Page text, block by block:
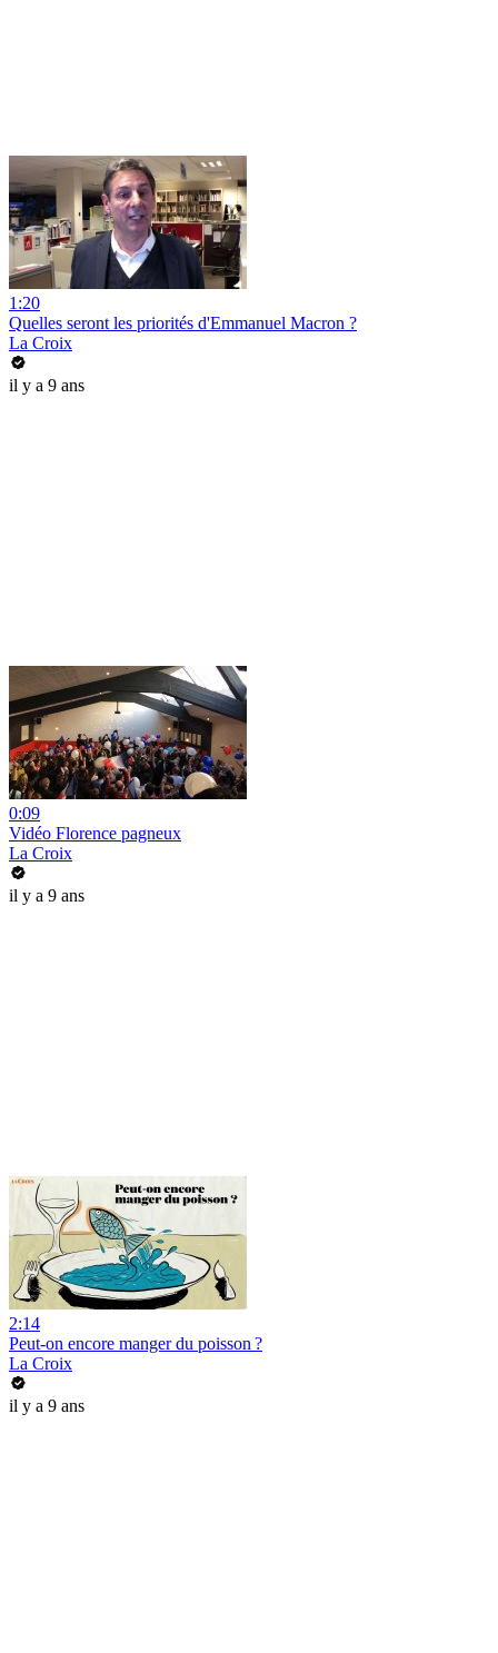
1:20
Quelles seront les priorités d'Emmanuel Macron ?
La Croix
il y a 9 ans
0:09
Vidéo Florence pagneux
La Croix
il y a 9 ans
2:14
Peut-on encore manger du poisson ?
La Croix
il y a 9 ans